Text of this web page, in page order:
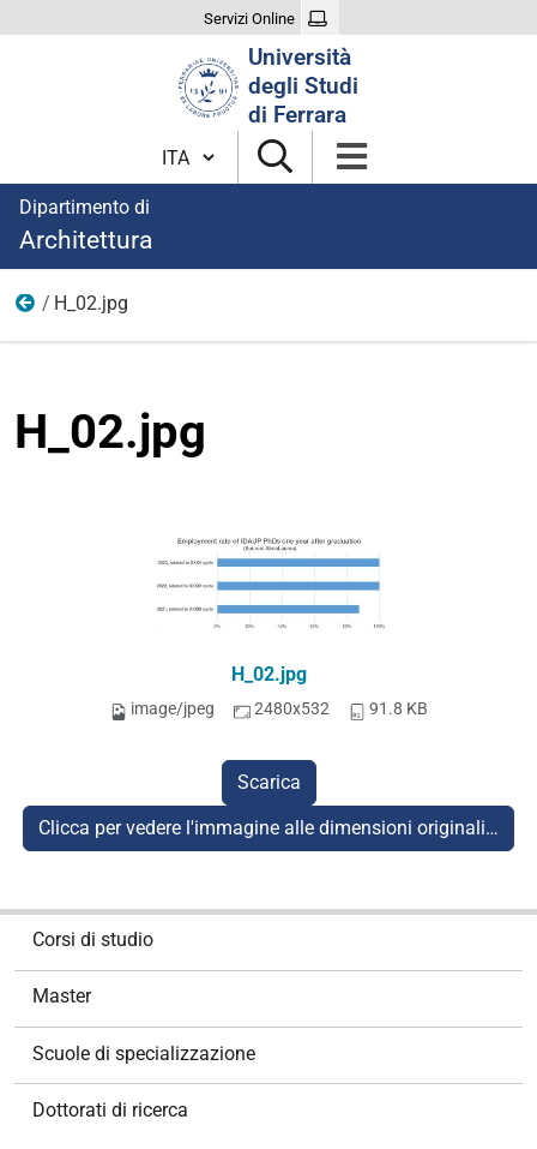
Servizi Online
Università
degli Studi
di Ferrara
Cambia lingua
Dipartimento di
Architettura
Statistiche
H_02.jpg
H_02.jpg
H_02.jpg
image/jpeg 2480x532 91.8 KB
Scarica
Clicca per vedere l'immagine alle dimensioni originali…
Corsi di studio
Master
Scuole di specializzazione
Dottorati di ricerca